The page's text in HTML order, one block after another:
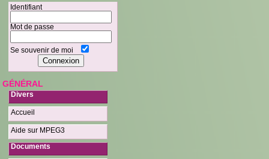
Identifiant
Mot de passe
Se souvenir de moi
GÉNÉRAL
Divers
Accueil
Aide sur MPEG3
Documents